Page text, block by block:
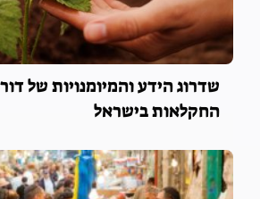
שדרוג הידע והמיומנויות של
החקלאות בישראל